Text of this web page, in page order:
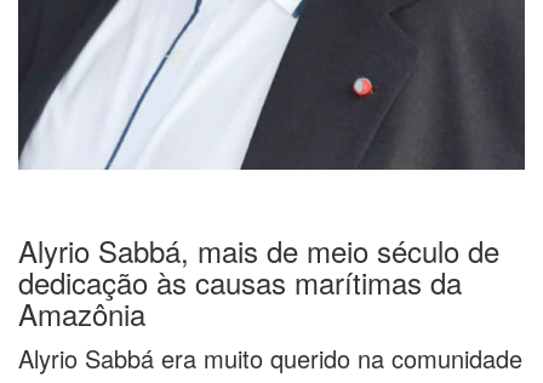
Alyrio Sabbá, mais de meio século de
dedicação às causas marítimas da
Amazônia
Alyrio Sabbá era muito querido na comunidade
marítima por ser um defensor dos interesses
por 50 anos de O Liberal e também escrevia
aqui no Portal da Navegação.
Acesse aqui seus artigos